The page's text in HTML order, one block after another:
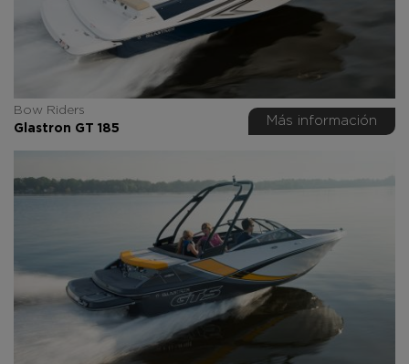
Bow Riders
Glastron GT 185
Más información